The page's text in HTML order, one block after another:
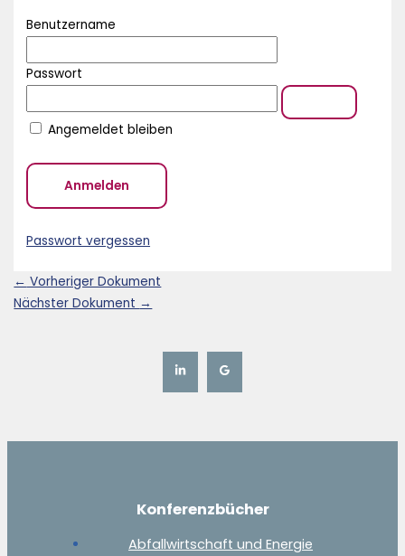
Benutzername
Passwort
Angemeldet bleiben
Passwort vergessen
← Vorheriger Dokument
Nächster Dokument →
Konferenzbücher
Abfallwirtschaft und Energie